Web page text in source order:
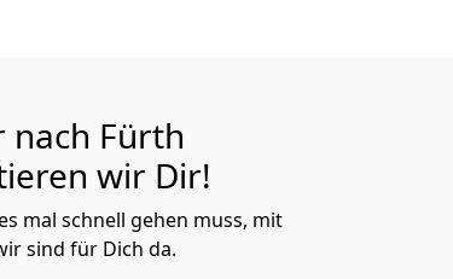
nach Fürth
wir Dir!
mal schnell gehen muss, mit
sind für Dich da.